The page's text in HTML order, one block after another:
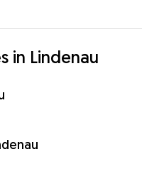
in Lindenau